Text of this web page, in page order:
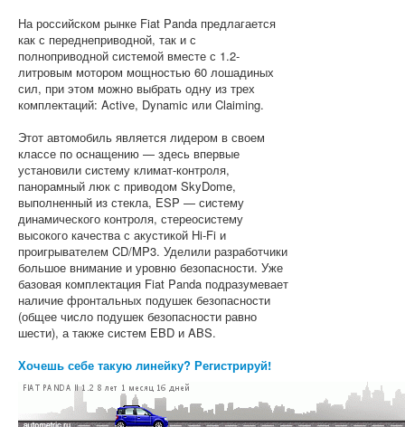
На российском рынке Fiat Panda предлагается
как с переднеприводной, так и с
полноприводной системой вместе с 1.2-
литровым мотором мощностью 60 лошадиных
сил, при этом можно выбрать одну из трех
комплектаций: Active, Dynamic или Claiming.
Этот автомобиль является лидером в своем
классе по оснащению — здесь впервые
установили систему климат-контроля,
панорамный люк с приводом SkyDome,
выполненный из стекла, ESP — систему
динамического контроля, стереосистему
высокого качества с акустикой Hi-Fi и
проигрывателем CD/MP3. Уделили разработчики
большое внимание и уровню безопасности. Уже
базовая комплектация Fiat Panda подразумевает
наличие фронтальных подушек безопасности
(общее число подушек безопасности равно
шести), а также систем EBD и ABS.
Хочешь себе такую линейку? Регистрируй!